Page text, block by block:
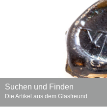
Suchen und Finden
Die Artikel aus dem Glasfreund